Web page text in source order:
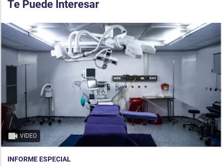
Te Puede Interesar
VIDEO
INFORME ESPECIAL